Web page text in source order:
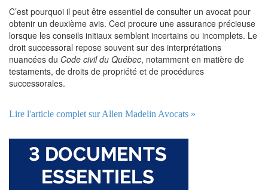
C’est pourquoi il peut être essentiel de consulter un avocat pour
obtenir un deuxième avis. Ceci procure une assurance précieuse
lorsque les conseils initiaux semblent incertains ou incomplets. Le
droit successoral repose souvent sur des interprétations
nuancées du Code civil du Québec, notamment en matière de
testaments, de droits de propriété et de procédures
successorales.
Lire l'article complet sur Allen Madelin Avocats »